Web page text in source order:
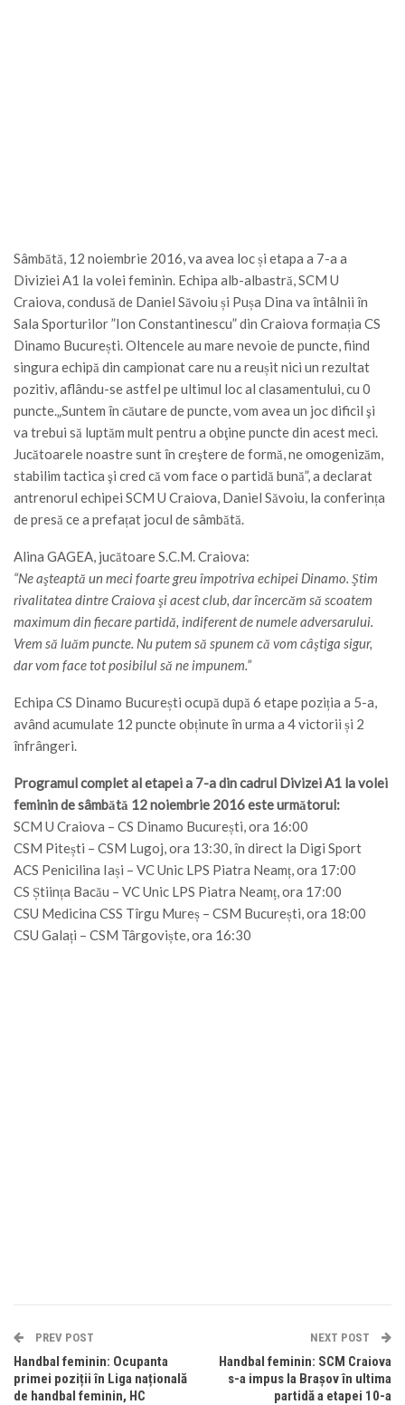
Sâmbătă, 12 noiembrie 2016, va avea loc și etapa a 7-a a
Diviziei A1 la volei feminin. Echipa alb-albastră, SCM U
Craiova, condusă de Daniel Săvoiu și Pușa Dina va întâlnii în
Sala Sporturilor ”Ion Constantinescu” din Craiova formația CS
Dinamo București. Oltencele au mare nevoie de puncte, fiind
singura echipă din campionat care nu a reușit nici un rezultat
pozitiv, aflându-se astfel pe ultimul loc al clasamentului, cu 0
puncte.„Suntem în căutare de puncte, vom avea un joc dificil şi
va trebui să luptăm mult pentru a obţine puncte din acest meci.
Jucătoarele noastre sunt în creştere de formă, ne omogenizăm,
stabilim tactica şi cred că vom face o partidă bună”, a declarat
antrenorul echipei SCM U Craiova, Daniel Săvoiu, la conferința
de presă ce a prefațat jocul de sâmbătă.
Alina GAGEA, jucătoare S.C.M. Craiova:
“Ne aşteaptă un meci foarte greu împotriva echipei Dinamo. Ştim
rivalitatea dintre Craiova şi acest club, dar încercăm să scoatem
maximum din fiecare partidă, indiferent de numele adversarului.
Vrem să luăm puncte. Nu putem să spunem că vom câştiga sigur,
dar vom face tot posibilul să ne impunem.”
Echipa CS Dinamo București ocupă după 6 etape poziția a 5-a,
având acumulate 12 puncte obținute în urma a 4 victorii și 2
înfrângeri.
Programul complet al etapei a 7-a din cadrul Divizei A1 la volei
feminin de sâmbătă 12 noiembrie 2016 este următorul:
SCM U Craiova – CS Dinamo București, ora 16:00
CSM Pitești – CSM Lugoj, ora 13:30, în direct la Digi Sport
ACS Penicilina Iași – VC Unic LPS Piatra Neamț, ora 17:00
CS Știința Bacău – VC Unic LPS Piatra Neamț, ora 17:00
CSU Medicina CSS Tîrgu Mureș – CSM București, ora 18:00
CSU Galați – CSM Târgoviște, ora 16:30
PREV POST
Handbal feminin: Ocupanta
primei poziții în Liga națională
de handbal feminin, HC
NEXT POST
Handbal feminin: SCM Craiova
s-a impus la Brașov în ultima
partidă a etapei 10-a